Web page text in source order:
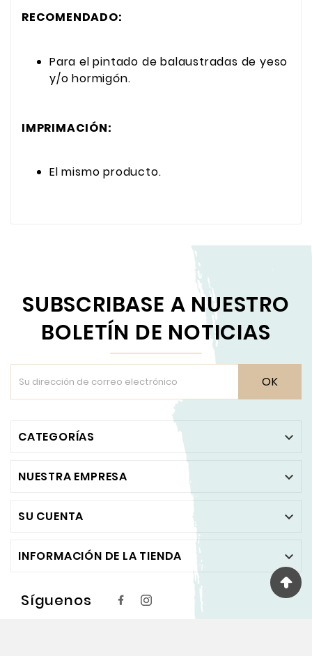
RECOMENDADO:
Para el pintado de balaustradas de yeso
y/o hormigón.
IMPRIMACIÓN:
El mismo producto.
SUBSCRIBASE A NUESTRO
BOLETÍN DE NOTICIAS
OK
CATEGORÍAS 
NUESTRA EMPRESA 
SU CUENTA 
INFORMACIÓN DE LA TIENDA 
Síguenos